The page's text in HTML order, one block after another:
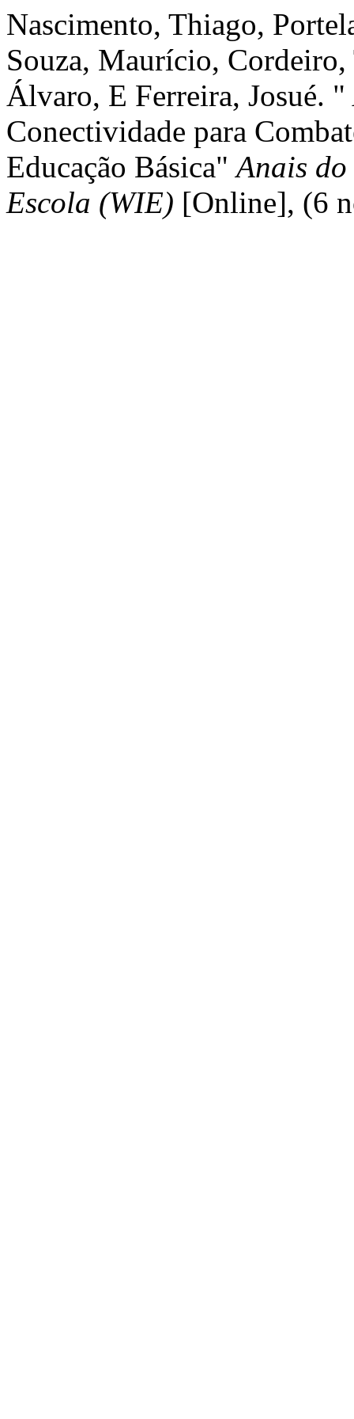
Nascimento, Thiago,
Souza, Maurício,
Álvaro, E Ferreira, Josué.
Conectividade para
Educação Básica"Anais
Escola (WIE) [Online], (6